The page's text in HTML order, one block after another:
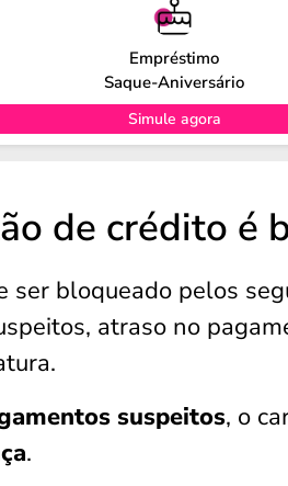
Empréstimo
Saque-Aniversário
Simule agora
de crédito é
ser bloqueado pelos
atraso no
suspeitos, o
.